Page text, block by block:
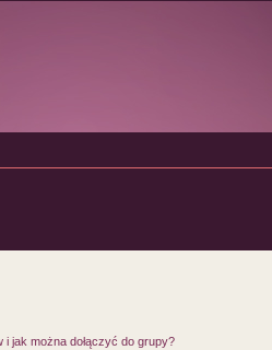
jak można dołączyć do grupy?